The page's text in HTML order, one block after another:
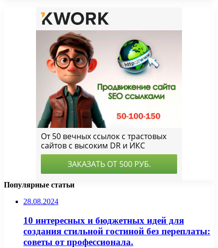
Популярные статьи
28.08.2024
10 интересных и бюджетных идей для
создания стильной гостиной без переплаты:
советы от профессионала.